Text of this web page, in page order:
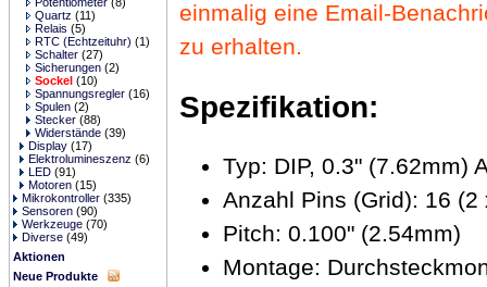
Quartz (11)
Relais (5)
RTC (Echtzeituhr) (1)
Schalter (27)
Sicherungen (2)
Sockel (10)
Spannungsregler (16)
Spulen (2)
Stecker (88)
Widerstände (39)
Display (17)
Elektrolumineszenz (6)
LED (91)
Motoren (15)
Mikrokontroller (335)
Sensoren (90)
Werkzeuge (70)
Diverse (49)
Aktionen
Neue Produkte
einmalig eine Email-
zu erhalten.
Spezifikation:
Typ: DIP, 0.3" (7.62mm)
Anzahl Pins (Grid): 16 (2
Pitch: 0.100" (2.54mm)
Montage: